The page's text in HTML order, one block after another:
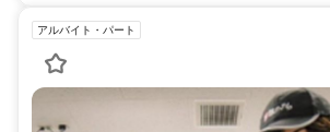
アルバイト・パート